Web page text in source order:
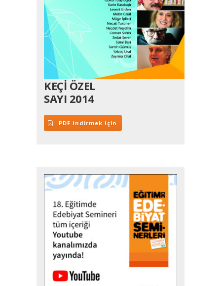
KEÇİ ÖZEL
SAYI 2014
PDF indirmek için